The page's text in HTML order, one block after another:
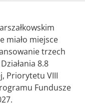
miało miejsce
trzech
8.8
Priorytetu VIII
Fundusze